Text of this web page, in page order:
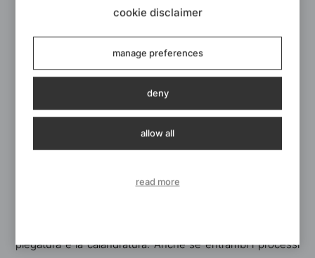
Piegatura e calandratura della lamiera:
lavorazioni a confronto
Piegatura e Calandratura della
Nel vasto mondo della lavorazione dei metalli, due
piegatura e la calandratura. Anche se entrambi i processi
cookie disclaimer
manage preferences
deny
allow all
read more